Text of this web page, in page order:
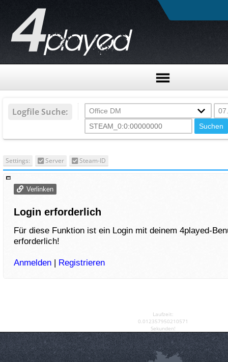
Logfile Suche:
Settings: Server Steam-ID
Verlinken
Login erforderlich
Für diese Funktion ist ein Login mit deinem 4played-
erforderlich!
Anmelden | Registrieren
Laufzeit:
0.012357950210571
Sekunden!